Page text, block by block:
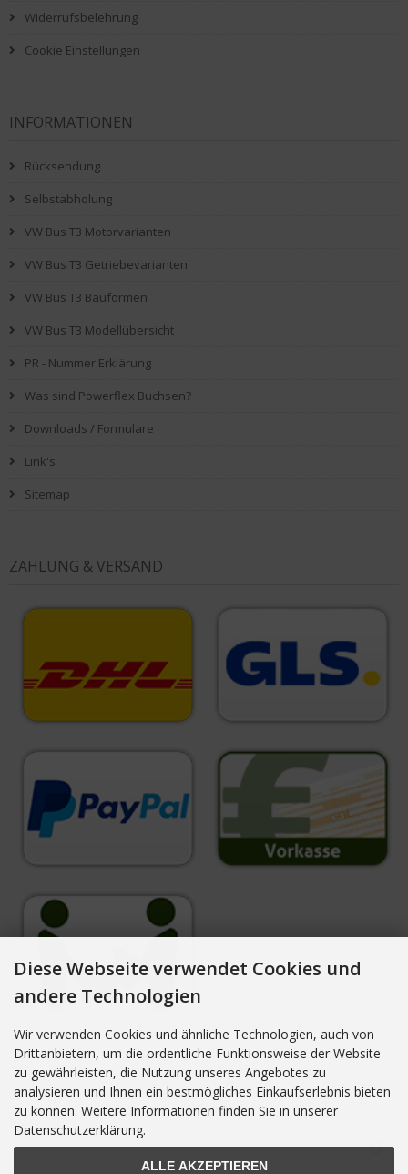
Widerrufsbelehrung
Cookie Einstellungen
INFORMATIONEN
Rücksendung
Selbstabholung
VW Bus T3 Motorvarianten
VW Bus T3 Getriebevarianten
VW Bus T3 Bauformen
VW Bus T3 Modellübersicht
PR - Nummer Erklärung
Was sind Powerflex Buchsen?
Downloads / Formulare
Link's
Sitemap
ZAHLUNG & VERSAND
NEWSLETTER-ANMELDUNG
E-Mail-Adresse:
Diese Webseite verwendet Cookies und
andere Technologien
Wir verwenden Cookies und ähnliche Technologien, auch von
Drittanbietern, um die ordentliche Funktionsweise der Website
zu gewährleisten, die Nutzung unseres Angebotes zu
analysieren und Ihnen ein bestmögliches Einkaufserlebnis bieten
zu können. Weitere Informationen finden Sie in unserer
Datenschutzerklärung.
ALLE AKZEPTIEREN